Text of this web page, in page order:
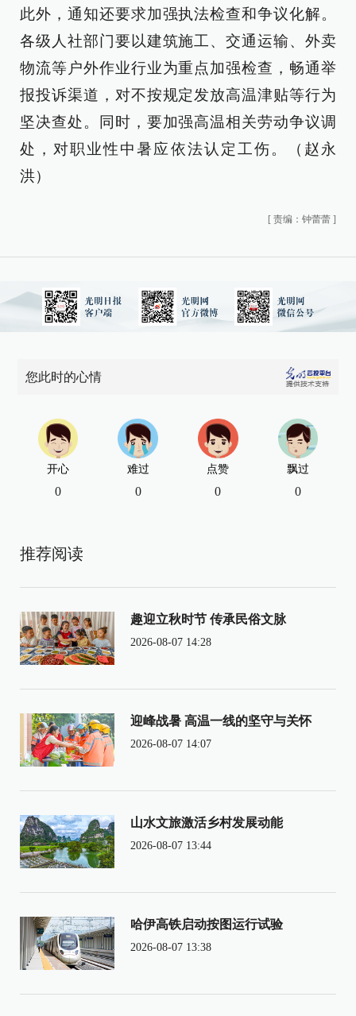
此外，通知还要求加强执法检查和争议化解。
各级人社部门要以建筑施工、交通运输、外卖
物流等户外作业行业为重点加强检查，畅通举
报投诉渠道，对不按规定发放高温津贴等行为
坚决查处。同时，要加强高温相关劳动争议调
处，对职业性中暑应依法认定工伤。（赵永
洪）
[ 责编：钟蕾蕾 ]
您此时的心情
开心
0
难过
0
点赞
0
飘过
0
推荐阅读
趣迎立秋时节 传承民俗文脉
2026-08-07 14:28
迎峰战暑 高温一线的坚守与关怀
2026-08-07 14:07
山水文旅激活乡村发展动能
2026-08-07 13:44
哈伊高铁启动按图运行试验
2026-08-07 13:38